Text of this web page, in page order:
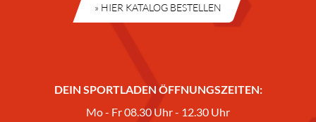
» HIER KATALOG BESTELLEN
DEIN SPORTLADEN ÖFFNUNGSZEITEN:
Mo - Fr 08.30 Uhr - 12.30 Uhr